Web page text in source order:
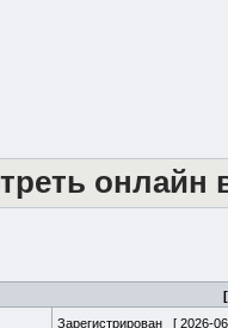
онлайн
Зарегистрирован [ 2026-